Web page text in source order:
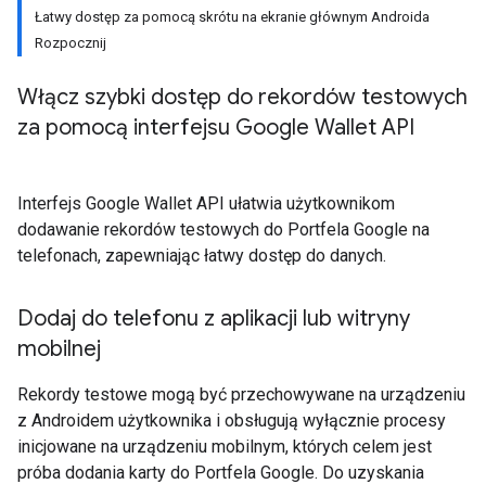
Łatwy dostęp za pomocą skrótu na ekranie głównym Androida
Rozpocznij
Włącz szybki dostęp do rekordów testowych
za pomocą interfejsu Google Wallet API
Interfejs Google Wallet API ułatwia użytkownikom
dodawanie rekordów testowych do Portfela Google na
telefonach, zapewniając łatwy dostęp do danych.
Dodaj do telefonu z aplikacji lub witryny
mobilnej
Rekordy testowe mogą być przechowywane na urządzeniu
z Androidem użytkownika i obsługują wyłącznie procesy
inicjowane na urządzeniu mobilnym, których celem jest
próba dodania karty do Portfela Google. Do uzyskania